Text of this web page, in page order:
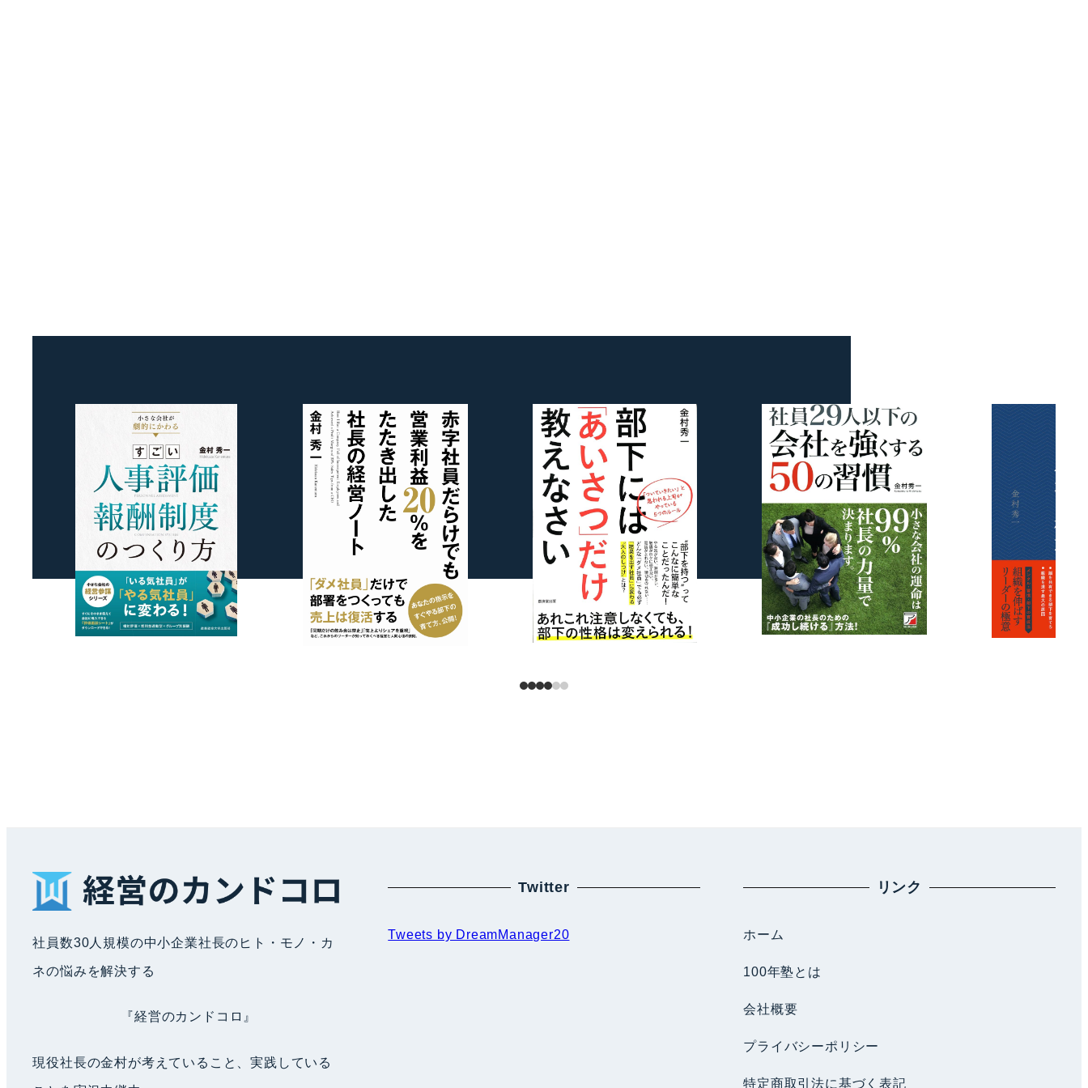
社員数30人規模の中小企業社長のヒト・モノ・カ
ネの悩みを解決する
『経営のカンドコロ』
現役社長の金村が考えていること、実践している
Twitter
Tweets by DreamManager20
リンク
ホーム
100年塾とは
会社概要
プライバシーポリシー
特定商取引法に基づく表記